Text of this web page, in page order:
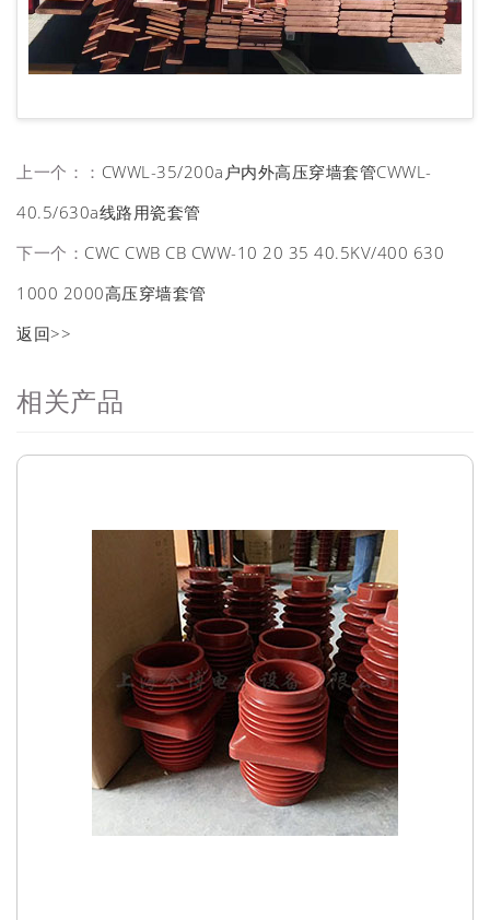
上一个：： CWWL-35/200a户内外高压穿墙套管CWWL-
40.5/630a线路用瓷套管
下一个： CWC CWB CB CWW-10 20 35 40.5KV/400 630
1000 2000高压穿墙套管
返回>>
相关产品